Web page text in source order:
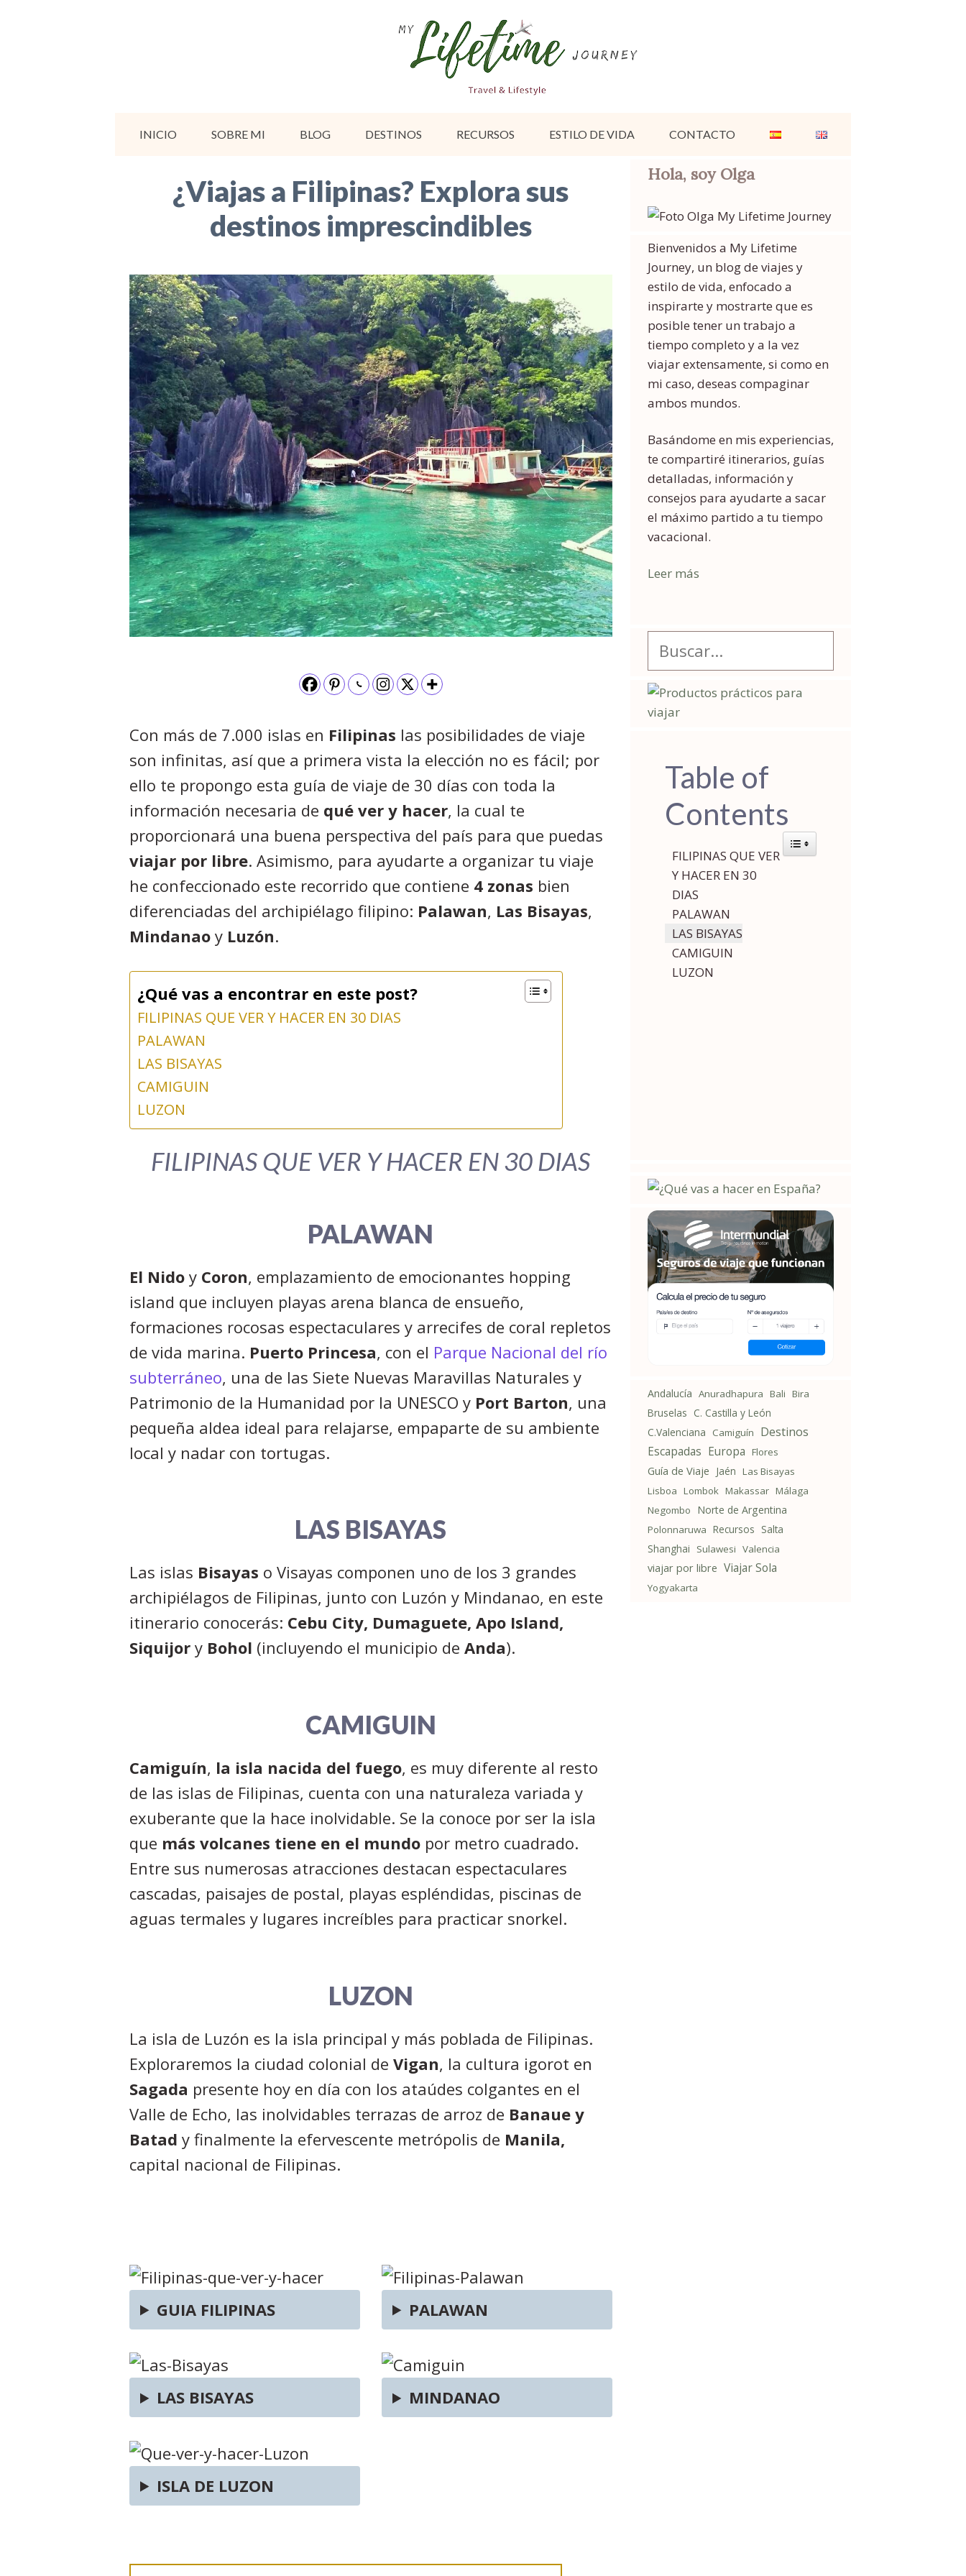
INICIO SOBRE MI BLOG DESTINOS RECURSOS ESTILO DE VIDA CONTACTO
¿Viajas a Filipinas? Explora sus
destinos imprescindibles
Con más de 7.000 islas en Filipinas las posibilidades de viaje
son infinitas, así que a primera vista la elección no es fácil; por
ello te propongo esta guía de viaje de 30 días con toda la
información necesaria de qué ver y hacer, la cual te
proporcionará una buena perspectiva del país para que puedas
viajar por libre. Asimismo, para ayudarte a organizar tu viaje
he confeccionado este recorrido que contiene 4 zonas bien
diferenciadas del archipiélago filipino: Palawan, Las Bisayas,
Mindanao y Luzón.
¿Qué vas a encontrar en este post?
FILIPINAS QUE VER Y HACER EN 30 DIAS
PALAWAN
LAS BISAYAS
CAMIGUIN
LUZON
FILIPINAS QUE VER Y HACER EN 30 DIAS
PALAWAN
El Nido y Coron, emplazamiento de emocionantes hopping
island que incluyen playas arena blanca de ensueño,
formaciones rocosas espectaculares y arrecifes de coral repletos
de vida marina. Puerto Princesa, con el Parque Nacional del río
subterráneo, una de las Siete Nuevas Maravillas Naturales y
Patrimonio de la Humanidad por la UNESCO y Port Barton, una
pequeña aldea ideal para relajarse, empaparte de su ambiente
local y nadar con tortugas.
LAS BISAYAS
Las islas Bisayas o Visayas componen uno de los 3 grandes
archipiélagos de Filipinas, junto con Luzón y Mindanao, en este
itinerario conocerás: Cebu City, Dumaguete, Apo Island,
Siquijor y Bohol (incluyendo el municipio de Anda).
CAMIGUIN
Camiguín, la isla nacida del fuego, es muy diferente al resto
de las islas de Filipinas, cuenta con una naturaleza variada y
exuberante que la hace inolvidable. Se la conoce por ser la isla
que más volcanes tiene en el mundo por metro cuadrado.
Entre sus numerosas atracciones destacan espectaculares
cascadas, paisajes de postal, playas espléndidas, piscinas de
aguas termales y lugares increíbles para practicar snorkel.
LUZON
La isla de Luzón es la isla principal y más poblada de Filipinas.
Exploraremos la ciudad colonial de Vigan, la cultura igorot en
Sagada presente hoy en día con los ataúdes colgantes en el
Valle de Echo, las inolvidables terrazas de arroz de Banaue y
Batad y finalmente la efervescente metrópolis de Manila,
capital nacional de Filipinas.
GUIA FILIPINAS PALAWAN
LAS BISAYAS MINDANAO
ISLA DE LUZON
Hola, soy Olga
Bienvenidos a My Lifetime
Journey, un blog de viajes y
estilo de vida, enfocado a
inspirarte y mostrarte que es
posible tener un trabajo a
tiempo completo y a la vez
viajar extensamente, si como en
mi caso, deseas compaginar
ambos mundos.
Basándome en mis experiencias,
te compartiré itinerarios, guías
detalladas, información y
consejos para ayudarte a sacar
el máximo partido a tu tiempo
vacacional.
Leer más
Table of
Contents
Toggle Table of Content
FILIPINAS QUE VER
Y HACER EN 30
DIAS
PALAWAN
LAS BISAYAS
CAMIGUIN
LUZON
Andalucía Anuradhapura Bali Bira
Bruselas C. Castilla y León
C.Valenciana
Camiguín Destinos
Escapadas Europa Flores
Guía de Viaje Jaén Las Bisayas
Lisboa Lombok Makassar Málaga
Negombo
Norte de Argentina
Polonnaruwa Recursos Salta
Shanghai
Sulawesi Valencia
viajar por libre Viajar Sola
Yogyakarta